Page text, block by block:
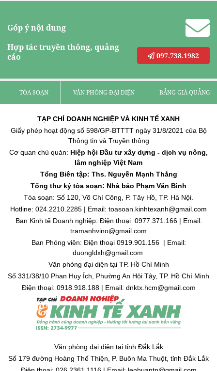
Góp ý nội dung
Hợp tác truyền thông, quảng
cáo
097.738.1982
TÒA SOẠN VĂN PHÒNG ĐẠI DIỆN BẢNG GIÁ QUẢNG
TẠP CHÍ DOANH NGHIỆP VÀ KINH TẾ XANH
Giấy phép hoạt động số 598/GP-BTTTT ngày 31/8/2021 của Bộ
Thông tin và Truyền thông
Cơ quan chủ quản: Hiệp hội Đầu tư xây dựng - dịch vụ nông,
lâm nghiệp Việt Nam
Tổng Biên tập: Ths. Nguyễn Mạnh Thắng
Tổng thư ký tòa soạn: Nhà báo Phạm Văn Bình
Tòa soạn: Số 120, Võ Chí Công, P. Tây Hồ, TP. Hà Nội.
Hotline: 024.2210.2285 | Email: toasoan.kinhtexanh@gmail.com
Ban Kinh tế Doanh nghiệp: Điện thoại 0977.371.166 | Email:
tramanhvino@gmail.com
Ban Phóng viên: Điện thoại 0919.901.156 | Email:
duongldxh@gmail.com
Văn phòng đại diện tại TP. Hồ Chí Minh
Số 331/38/10 Phan Huy Ích, Phường An Hội Tây, TP. Hồ Chí Minh
Điện thoại: 0918.918.188 | Email: dnktx.hcm@gmail.com
Văn phòng đại diện tại tỉnh Đắk Lắk
Số 179 đường Hoàng Thế Thiện, P. Buôn Ma Thuột, tỉnh Đắk Lắk